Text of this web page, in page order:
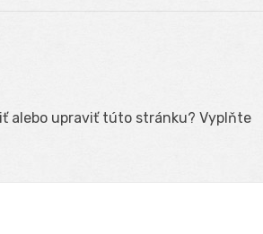
alebo upraviť túto stránku? Vyplňte